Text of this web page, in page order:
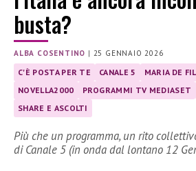
busta?
ALBA COSENTINO | 25 GENNAIO 2026
C'È POSTA PER TE CANALE 5 MARIA DE
NOVELLA2000
PROGRAMMI TV MEDIASET
SHARE E ASCOLTI
Più che un programma, un rito
di Canale 5 (in onda dal lontano 12